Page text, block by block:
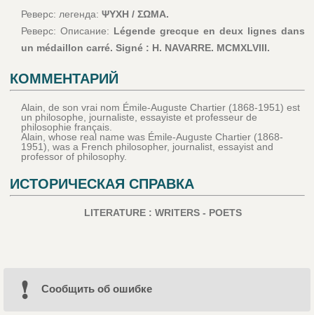
Реверс: легенда: ΨΥΧΗ / ΣΩΜΑ.
Реверс: Описание: Légende grecque en deux lignes dans
un médaillon carré. Signé : H. NAVARRE. MCMXLVIII.
КОММЕНТАРИЙ
Alain, de son vrai nom Émile-Auguste Chartier (1868-1951) est
un philosophe, journaliste, essayiste et professeur de
philosophie français.
Alain, whose real name was Émile-Auguste Chartier (1868-
1951), was a French philosopher, journalist, essayist and
professor of philosophy.
ИСТОРИЧЕСКАЯ СПРАВКА
LITERATURE : WRITERS - POETS
Cообщить об ошибке